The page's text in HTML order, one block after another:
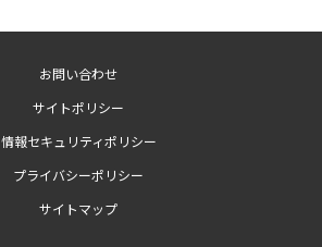
お問い合わせ
サイトポリシー
情報セキュリティポリシー
プライバシーポリシー
サイトマップ